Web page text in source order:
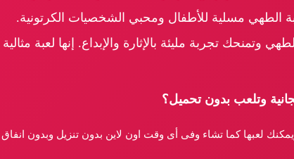
الطهي مسلية للأطفال ومحبي الشخصيات الكرتونية.
تجربة مليئة بالإثارة والإبداع. إنها لعبة مثالية
وتلعب بدون تحميل؟
لعبها كما تشاء وفى أى وقت اون لاين بدون تنزيل وبدون انفاق